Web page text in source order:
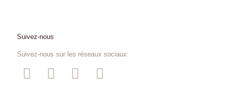
Suivez-nous
Suivez-nous sur les réseaux sociaux: